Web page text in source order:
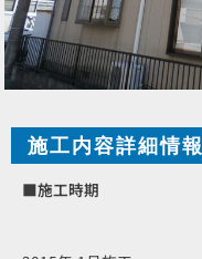
施工内容詳細情報
■施工時期